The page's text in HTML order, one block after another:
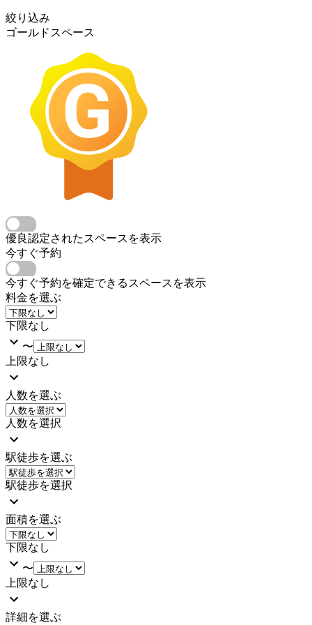
絞り込み
ゴールドスペース
優良認定されたスペースを表示
今すぐ予約
今すぐ予約を確定できるスペースを表示
料金を選ぶ
下限なし
〜
上限なし
人数を選ぶ
人数を選択
駅徒歩を選ぶ
駅徒歩を選択
面積を選ぶ
下限なし
〜
上限なし
詳細を選ぶ